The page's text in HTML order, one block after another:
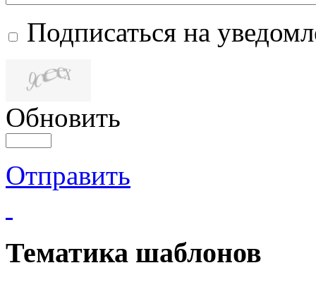
Подписаться на
Обновить
Отправить
Тематика шаблонов